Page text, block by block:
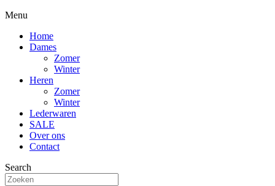
Menu
Home
Dames
Zomer
Winter
Heren
Zomer
Winter
Lederwaren
SALE
Over ons
Contact
Search